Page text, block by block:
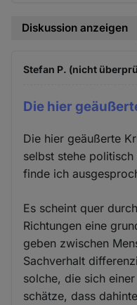
Diskussion anzeigen
Stefan P. (nicht
Die hier
Die hier geäußerte
selbst stehe
finde ich
Es scheint quer
Richtungen eine
geben zwischen
Sachverhalt
solche, die sich
schätze, dass